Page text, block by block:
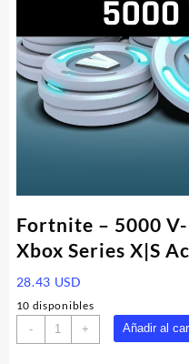
Fortnite – 5000
Xbox Series X|S
28.43 USD
10 disponibles
-
Fortnite
-
+ Añadir al